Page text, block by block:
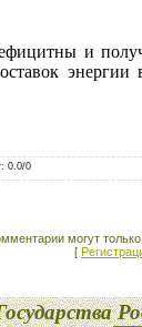
и
: 0.0/0
могут
[